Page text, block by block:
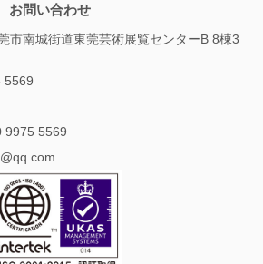
お問い合わせ
市南城街道東莞芸術展覧センターB 8棟3
5569
9975 5569